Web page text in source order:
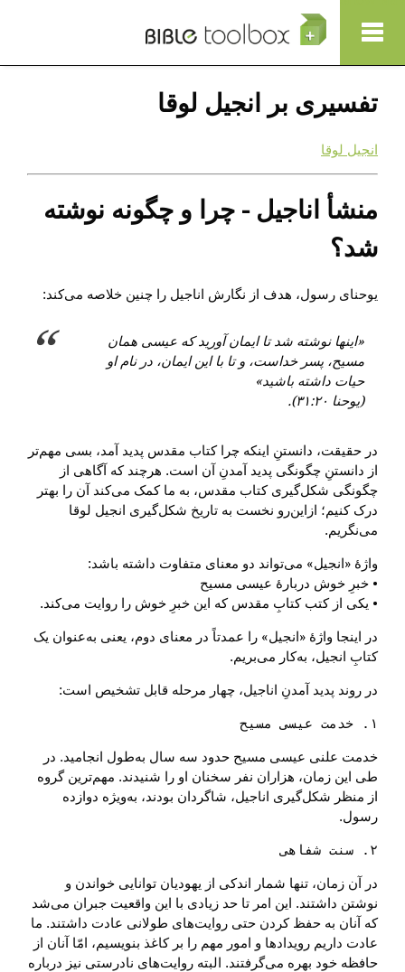
رفتن به محتوای اصلی
تفسیری بر انجیل لوقا
انجیل لوقا
منشأ اناجیل - چرا و چگونه نوشته
شد؟
یوحنای رسول، هدف از نگارش اناجیل را چنین خلاصه می‌کند:
«اینها نوشته شد تا ایمان آورید که عیسی همان
مسیح، پسر خداست، و تا با این ایمان، در نام او
حیات داشته باشید»
(یوحنا ۳۱:۲۰).
در حقیقت، دانستنِ اینکه چرا کتاب ‌مقدس پدید آمد، بسی مهم‌تر
از دانستنِ چگونگی پدید آمدنِ آن است. هرچند که آگاهی از
چگونگی شکل‌گیری کتاب ‌مقدس، به ما کمک می‌کند آن را بهتر
درک کنیم؛ ازاین‌رو نخست به تاریخ شکل‌گیری انجیل لوقا
می‌نگریم.
واژهٔ «انجیل» می‌تواند دو معنای متفاوت داشته باشد:
• خبرِ خوش دربارهٔ عیسی مسیح
• یکی از کتب کتابِ مقدس که این خبرِ خوش را روایت می‌کند.
در اینجا واژهٔ «انجیل» را عمدتاً در معنای دوم، یعنی به‌عنوان یک
کتابِ انجیل، به‌کار می‌بریم.
در روند پدید آمدنِ اناجیل، چهار مرحله قابل تشخیص است:
۱. خدمت عیسی مسیح
خدمت علنی عیسی مسیح حدود سه سال به‌طول انجامید. در
طی این زمان، هزاران نفر سخنان او را شنیدند. مهم‌ترین گروه
از منظر شکل‌گیری اناجیل، شاگردان بودند، به‌ویژه دوازده
رسول.
۲. سنت شفاهی
در آن زمان، تنها شمار اندکی از یهودیان توانایی خواندن و
نوشتن داشتند. این امر تا حد زیادی با این واقعیت جبران می‌شد
که آنان به حفظ کردن حتی روایت‌های طولانی عادت داشتند. ما
عادت داریم رویدادها و امور مهم را بر کاغذ بنویسیم، امّا آنان از
حافظه خود بهره می‌گرفتند. البته روایت‌های نادرستی نیز درباره